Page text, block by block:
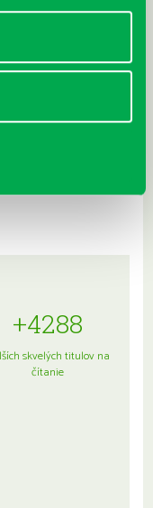
Japonsko na tanieri:
sprievodca
+4288
skvelých titulov na
čítanie